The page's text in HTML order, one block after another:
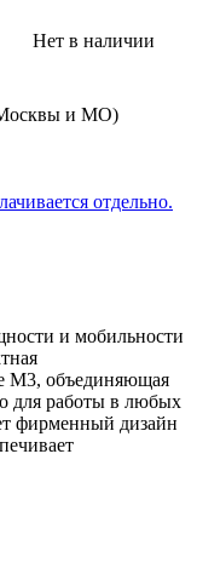
Нет в наличии
Москвы и МО)
отдельно.
и мобильности
M3, объединяющая
для работы в любых
фирменный дизайн